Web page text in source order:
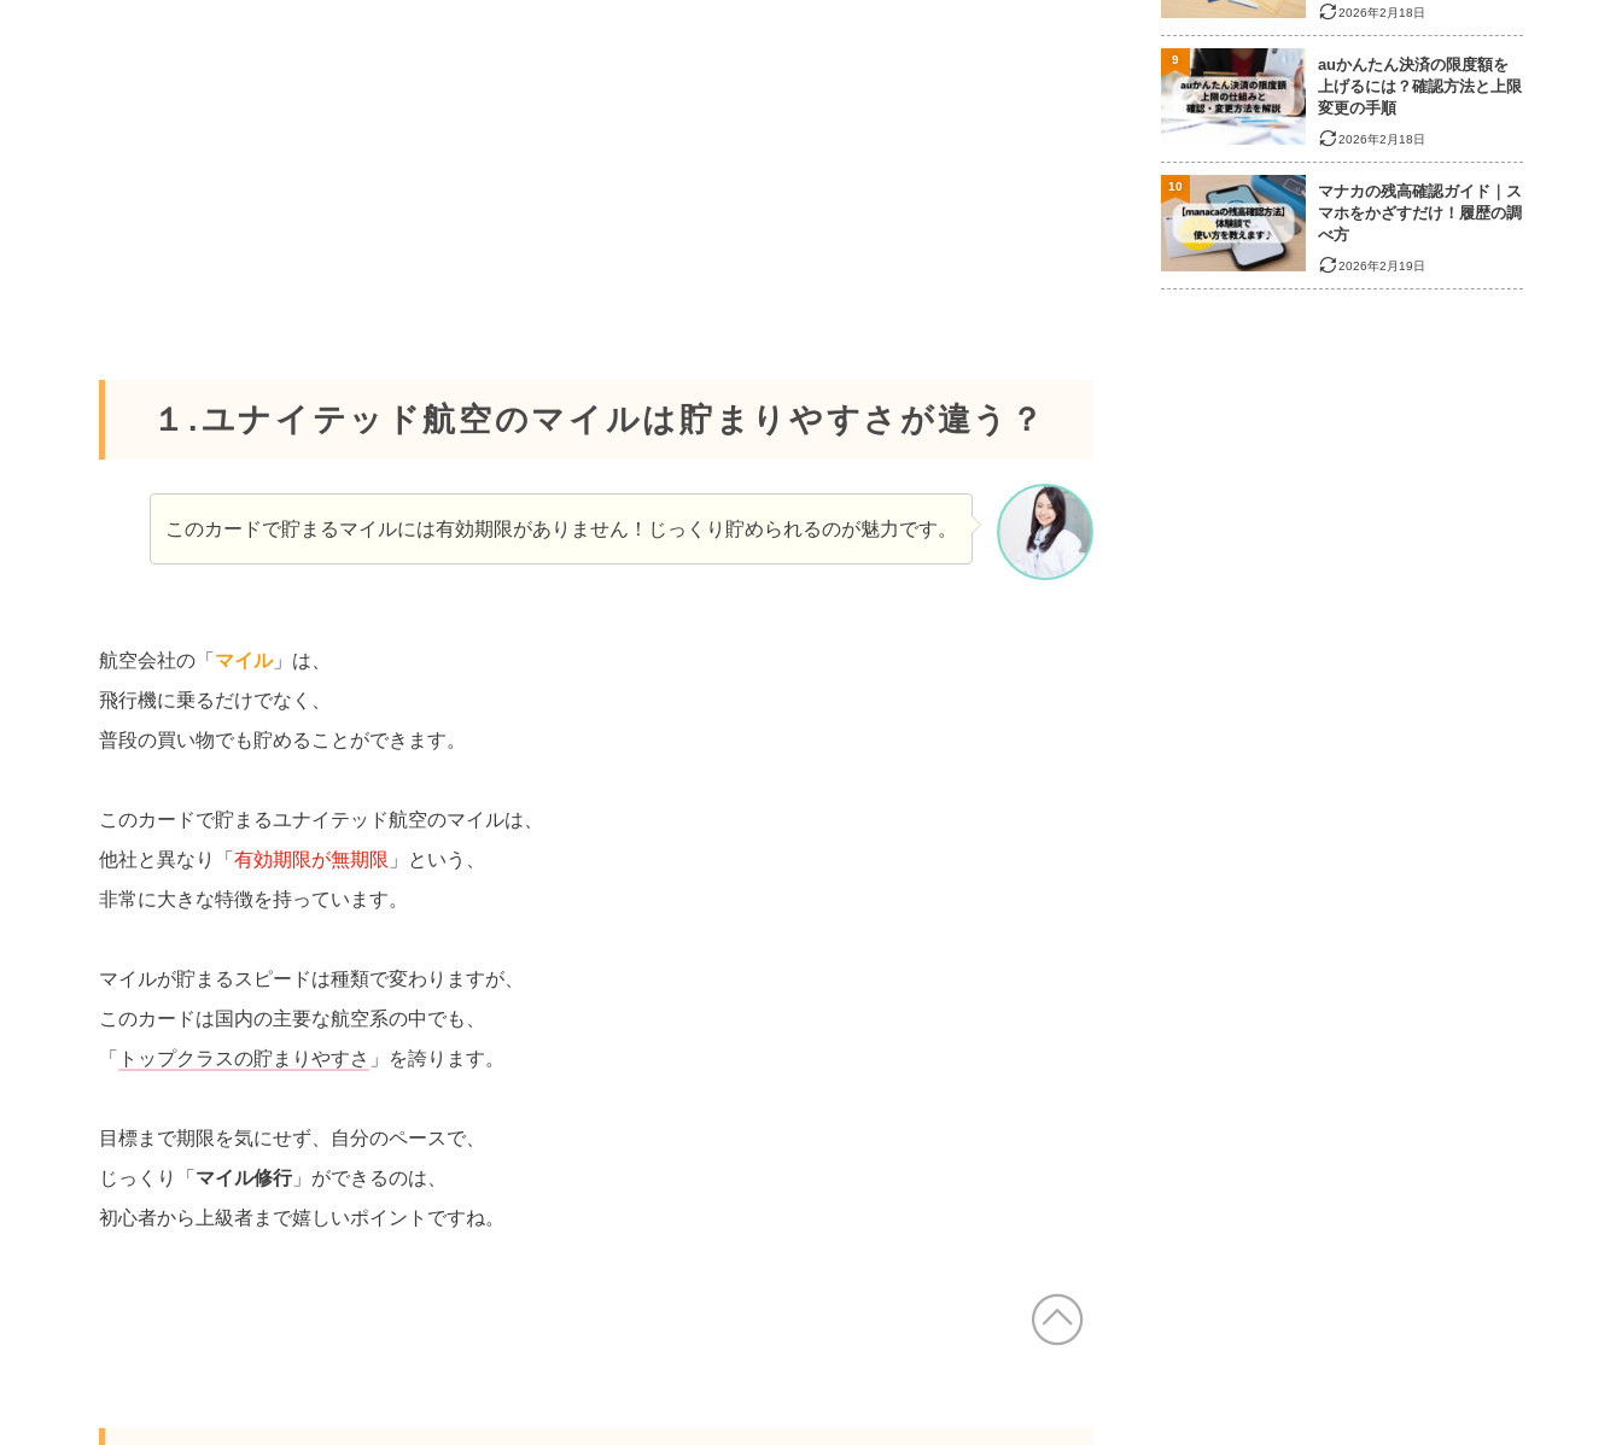
１.ユナイテッド航空のマイルは貯まりやすさが違う？
このカードで貯まるマイルには有効期限がありません！じっくり貯められるのが魅力です。
航空会社の「 マイル」は、
飛行機に乗るだけでなく、
普段の買い物でも貯めることができます。
このカードで貯まるユナイテッド航空のマイルは、
他社と異なり「 有効期限が無期限 」という、
非常に大きな特徴を持っています。
マイルが貯まるスピードは種類で変わりますが、
このカードは国内の主要な航空系の中でも、
「
トップクラスの貯まりやすさ 」を誇ります。
目標まで期限を気にせず、自分のペースで、
じっくり「 マイル修行」ができるのは、
初心者から上級者まで嬉しいポイントですね。
2026年2月18日
auかんたん決済の限度額を
上げるには？確認方法と上限
変更の手順
2026年2月18日
9
マナカの残高確認ガイド｜ス
マホをかざすだけ！履歴の調
べ方
2026年2月19日
10